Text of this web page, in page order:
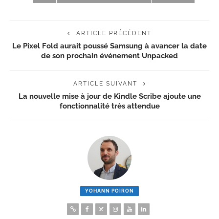
ARTICLE PRÉCÉDENT
Le Pixel Fold aurait poussé Samsung à avancer la date
de son prochain événement Unpacked
ARTICLE SUIVANT
La nouvelle mise à jour de Kindle Scribe ajoute une
fonctionnalité très attendue
YOHANN POIRON